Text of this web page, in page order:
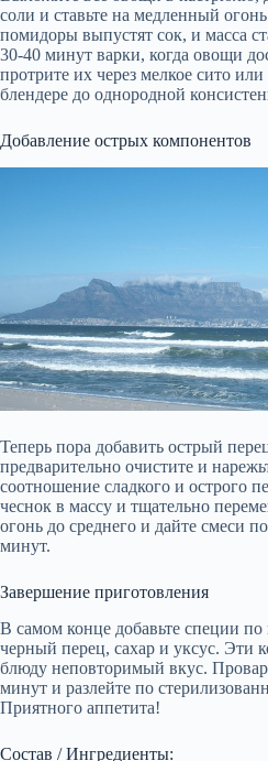
соли и ставьте на медленный
помидоры выпустят сок, и масса
30-40 минут варки, когда овощи
протрите их через мелкое сито или
блендере до однородной
Добавление острых компонентов
Теперь пора добавить острый
предварительно очистите и
соотношение сладкого и острого
чеснок в массу и тщательно
огонь до среднего и дайте смеси
минут.
Завершение приготовления
В самом конце добавьте специи по
черный перец, сахар и уксус. Эти
блюду неповторимый вкус.
минут и разлейте по
Приятного аппетита!
Состав / Ингредиенты: